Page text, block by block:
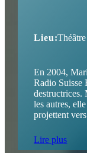
Lieu:
En 2004,
Radio Suisse
destructrices.
les autres,
projettent
Lire plus